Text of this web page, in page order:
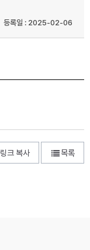
등록일 : 2025-02-06
링크 복사 목록